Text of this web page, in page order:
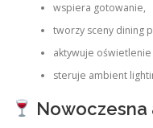
wspiera gotowanie,
tworzy sceny dining
aktywuje oświetlenie
steruje ambient